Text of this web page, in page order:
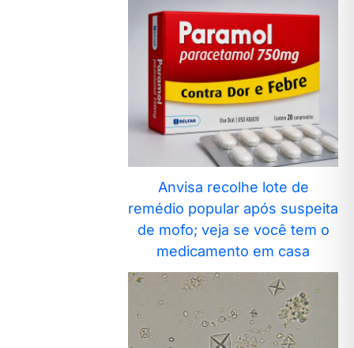
Anvisa recolhe lote de
remédio popular após suspeita
de mofo; veja se você tem o
medicamento em casa